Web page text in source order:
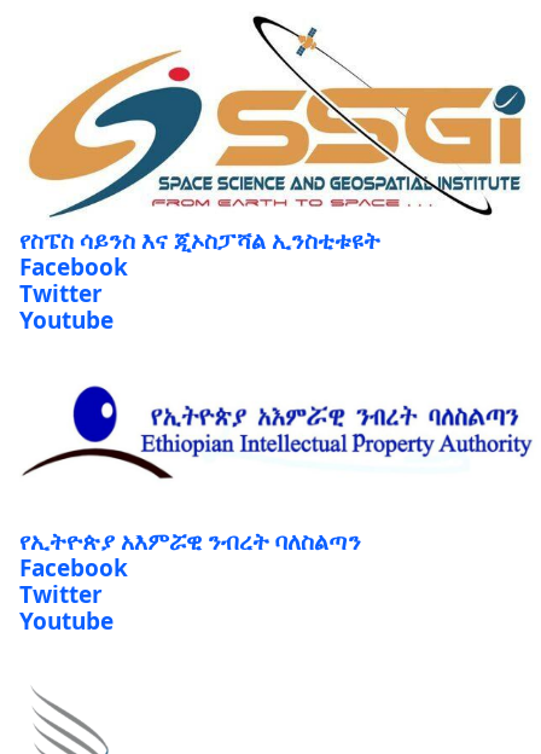
የስፔስ ሳይንስ እና ጂኦስፓሻል ኢንስቲቱዩት
Facebook
Twitter
Youtube
Facebook
Twitter
Youtube